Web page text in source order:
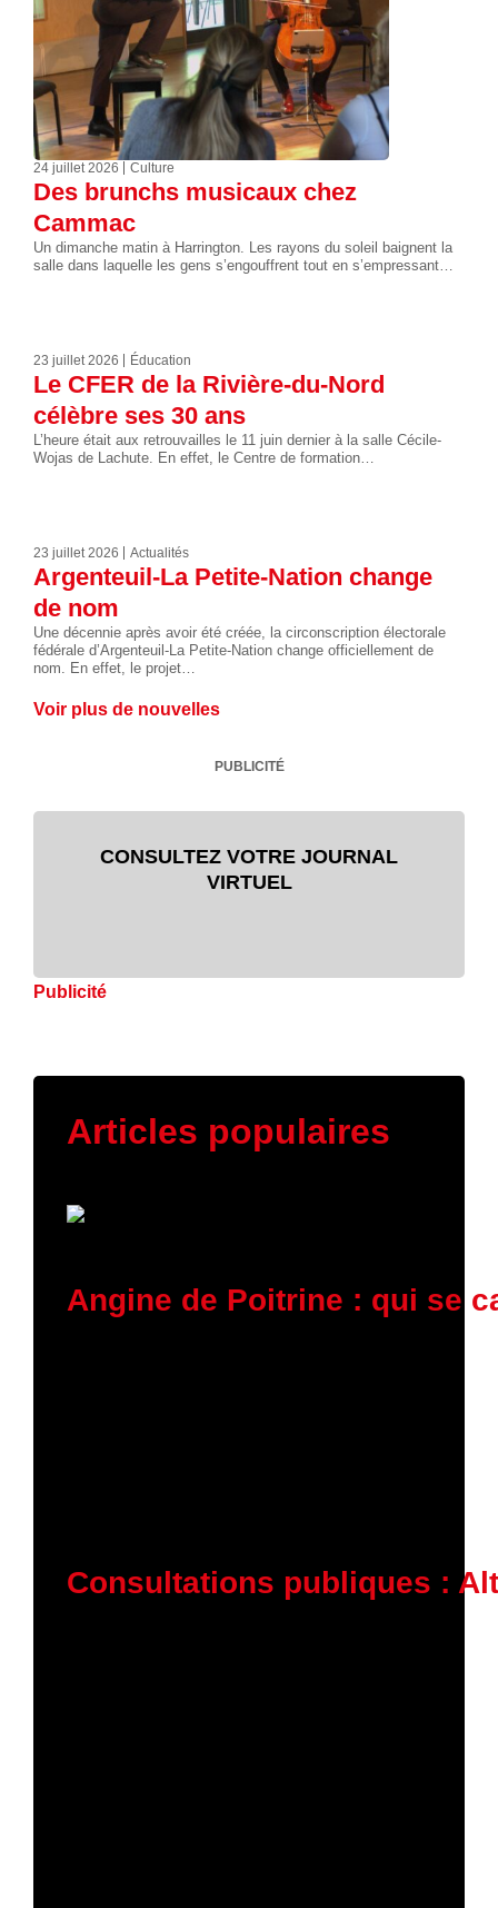
24 juillet 2026 Culture
Des brunchs musicaux chez
Cammac
Un dimanche matin à Harrington. Les rayons du soleil baignent la
salle dans laquelle les gens s’engouffrent tout en s’empressant…
23 juillet 2026 Éducation
Le CFER de la Rivière-du-Nord
célèbre ses 30 ans
L’heure était aux retrouvailles le 11 juin dernier à la salle Cécile-
Wojas de Lachute. En effet, le Centre de formation…
23 juillet 2026 Actualités
Argenteuil-La Petite-Nation change
de nom
Une décennie après avoir été créée, la circonscription électorale
fédérale d’Argenteuil-La Petite-Nation change officiellement de
nom. En effet, le projet…
Voir plus de nouvelles
PUBLICITÉ
CONSULTEZ VOTRE JOURNAL
VIRTUEL
Publicité
Articles populaires
Angine de Poitrine : qui se
Consultations publiques :